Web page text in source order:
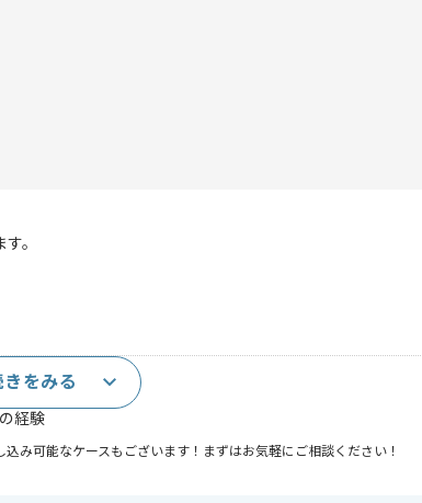
。
経験
み可能なケースもございます！まずはお気軽にご相談ください！
きをみる